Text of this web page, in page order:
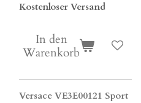
Kostenloser Versand
In den
Warenkorb
Versace VE3E00121 Sport